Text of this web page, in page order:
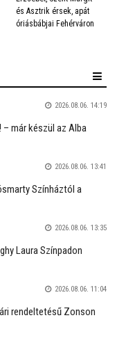
és Asztrik érsek, apát
óriásbábjai Fehérváron
2026.08.06. 14:19
– már készül az Alba
2026.08.06. 13:41
Színháztól a
2026.08.06. 13:35
Laura Színpadon
2026.08.06. 11:04
rendeltetésű Zonson